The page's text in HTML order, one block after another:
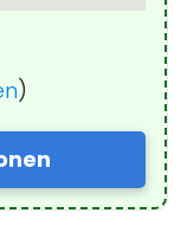
)